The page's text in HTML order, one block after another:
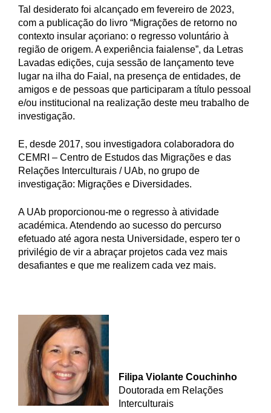
Tal desiderato foi alcançado em fevereiro de 2023,
com a publicação do livro “Migrações de retorno no
contexto insular açoriano: o regresso voluntário à
região de origem. A experiência faialense”, da Letras
Lavadas edições, cuja sessão de lançamento teve
lugar na ilha do Faial, na presença de entidades, de
amigos e de pessoas que participaram a título pessoal
e/ou institucional na realização deste meu trabalho de
investigação.
E, desde 2017, sou investigadora colaboradora do
CEMRI – Centro de Estudos das Migrações e das
Relações Interculturais / UAb, no grupo de
investigação: Migrações e Diversidades.
A UAb proporcionou-me o regresso à atividade
académica. Atendendo ao sucesso do percurso
efetuado até agora nesta Universidade, espero ter o
privilégio de vir a abraçar projetos cada vez mais
desafiantes e que me realizem cada vez mais.
Filipa Violante Couchinho
Doutorada em Relações
Interculturais